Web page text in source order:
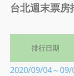
台北週末票房
排行日期
2020/09/04～09/